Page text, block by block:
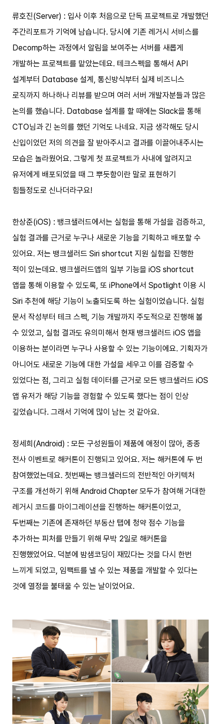
류호진(Server) : 입사 이후 처음으로 단독 프로젝트로 개발했던
주간리포트가 기억에 남습니다. 당시에 기존 레거시 서비스를
Decomp하는 과정에서 알림을 보여주는 서버를 새롭게
개발하는 프로젝트를 맡았는데요. 테크스펙을 통해서 API
설계부터 Database 설계, 통신방식부터 실제 비즈니스
로직까지 하나하나 리뷰를 받으며 여러 서버 개발자분들과 많은
논의를 했습니다. Database 설계를 할 때에는 Slack을 통해
CTO님과 긴 논의를 했던 기억도 나네요. 지금 생각해도 당시
신입이었던 저의 의견을 잘 받아주시고 결과를 이끌어내주시는
모습은 놀라웠어요. 그렇게 첫 프로젝트가 사내에 알려지고
유저에게 배포되었을 때 그 뿌듯함이란 말로 표현하기
힘들정도로 신나더라구요!
한상준(iOS) : 뱅크샐러드에서는 실험을 통해 가설을 검증하고,
실험 결과를 근거로 누구나 새로운 기능을 기획하고 배포할 수
있어요. 저는 뱅크샐러드 Siri shortcut 지원 실험을 진행한
적이 있는데요. 뱅크샐러드앱의 일부 기능을 iOS shortcut
앱을 통해 이용할 수 있도록, 또 iPhone에서 Spotlight 이용 시
Siri 추천에 해당 기능이 노출되도록 하는 실험이었습니다. 실험
문서 작성부터 테크 스펙, 기능 개발까지 주도적으로 진행해 볼
수 있었고, 실험 결과도 유의미해서 현재 뱅크샐러드 iOS 앱을
이용하는 분이라면 누구나 사용할 수 있는 기능이에요. 기획자가
아니어도 새로운 기능에 대한 가설을 세우고 이를 검증할 수
있었다는 점, 그리고 실험 데이터를 근거로 모든 뱅크샐러드 iOS
앱 유저가 해당 기능을 경험할 수 있도록 했다는 점이 인상
깊었습니다. 그래서 기억에 많이 남는 것 같아요.
정세희(Android) : 모든 구성원들이 제품에 애정이 많아, 종종
전사 이벤트로 해커톤이 진행되고 있어요. 저는 해커톤에 두 번
참여했었는데요. 첫번째는 뱅크샐러드의 전반적인 아키텍처
구조를 개선하기 위해 Android Chapter 모두가 참여해 거대한
레거시 코드를 마이그레이션을 진행하는 해커톤이었고,
두번째는 기존에 존재하던 부동산 탭에 청약 점수 기능을
추가하는 피처를 만들기 위해 무박 2일로 해커톤을
진행했었어요. 덕분에 밤샘코딩이 재밌다는 것을 다시 한번
느끼게 되었고, 임팩트를 낼 수 있는 제품을 개발할 수 있다는
것에 열정을 불태울 수 있는 날이었어요.